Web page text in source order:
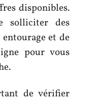
disponibles.
solliciter des
et de
pour vous
de vérifier